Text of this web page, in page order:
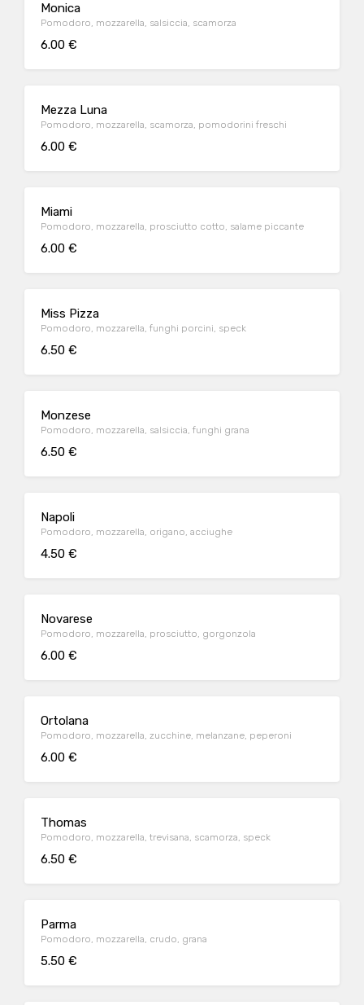
Monica
Pomodoro, mozzarella, salsiccia, scamorza
6.00 €
Mezza Luna
Pomodoro, mozzarella, scamorza, pomodorini freschi
6.00 €
Miami
Pomodoro, mozzarella, prosciutto cotto, salame piccante
6.00 €
Miss Pizza
Pomodoro, mozzarella, funghi porcini, speck
6.50 €
Monzese
Pomodoro, mozzarella, salsiccia, funghi grana
6.50 €
Napoli
Pomodoro, mozzarella, origano, acciughe
4.50 €
Novarese
Pomodoro, mozzarella, prosciutto, gorgonzola
6.00 €
Ortolana
Pomodoro, mozzarella, zucchine, melanzane, peperoni
6.00 €
Thomas
Pomodoro, mozzarella, trevisana, scamorza, speck
6.50 €
Parma
Pomodoro, mozzarella, crudo, grana
5.50 €